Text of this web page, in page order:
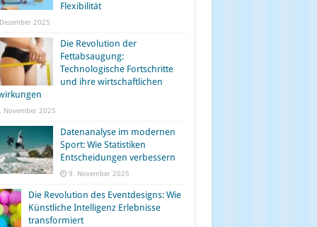
Flexibilität
2025
Die Revolution der
Fettabsaugung:
Technologische Fortschritte
und ihre wirtschaftlichen
November 2025
Datenanalyse im modernen
Sport: Wie Statistiken
Entscheidungen verbessern
9. November 2025
Die Revolution des Eventdesigns: Wie
Künstliche Intelligenz Erlebnisse
transformiert